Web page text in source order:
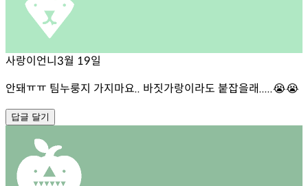
사랑이언니 3월 19일
안돼ㅠㅠ 팀누룽지 가지마요.. 바짓가랑이라도 붙잡을래.....😭😭
답글 달기